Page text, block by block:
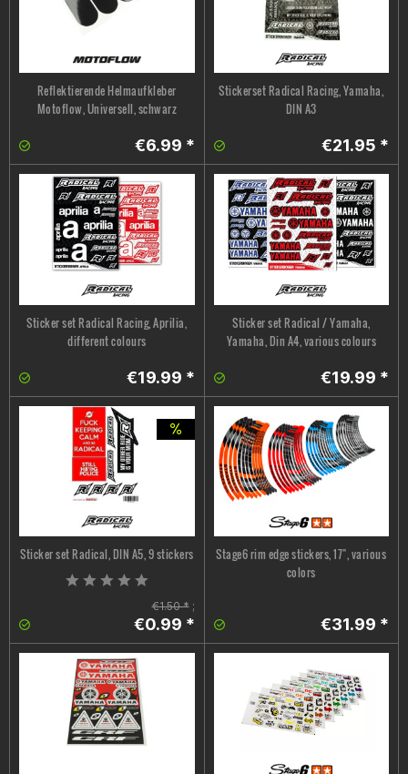
Reflektierende Helmaufkleber
Motoflow, Universell, schwarz
€6.99 *
Stickerset Radical Racing, Yamaha,
DIN A3
€21.95 *
Sticker set Radical Racing, Aprilia,
different colours
€19.99 *
Sticker set Radical / Yamaha,
Yamaha, Din A4, various colours
€19.99 *
Sticker set Radical, DIN A5, 9 stickers
€1.50 *;
€0.99 *
Stage6 rim edge stickers, 17", various
colors
€31.99 *